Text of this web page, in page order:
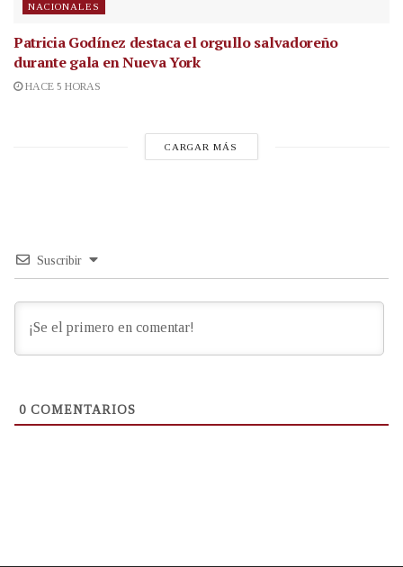
NACIONALES
Patricia Godínez destaca el orgullo salvadoreño
durante gala en Nueva York
HACE 5 HORAS
CARGAR MÁS
Suscribir
0 COMENTARIOS